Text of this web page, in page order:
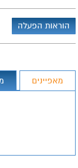
הוראות הפעלה
מאפיינים